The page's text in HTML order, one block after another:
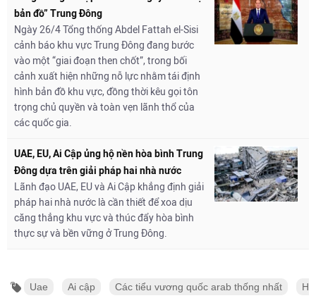
bản đồ” Trung Đông
Ngày 26/4 Tổng thống Abdel Fattah el-Sisi
cảnh báo khu vực Trung Đông đang bước
vào một “giai đoạn then chốt”, trong bối
cảnh xuất hiện những nỗ lực nhằm tái định
hình bản đồ khu vực, đồng thời kêu gọi tôn
trọng chủ quyền và toàn vẹn lãnh thổ của
các quốc gia.
UAE, EU, Ai Cập ủng hộ nền hòa bình Trung
Đông dựa trên giải pháp hai nhà nước
Lãnh đạo UAE, EU và Ai Cập khẳng định giải
pháp hai nhà nước là cần thiết để xoa dịu
căng thẳng khu vực và thúc đẩy hòa bình
thực sự và bền vững ở Trung Đông.
Uae Ai cập Các tiểu vương quốc arab thống nhất